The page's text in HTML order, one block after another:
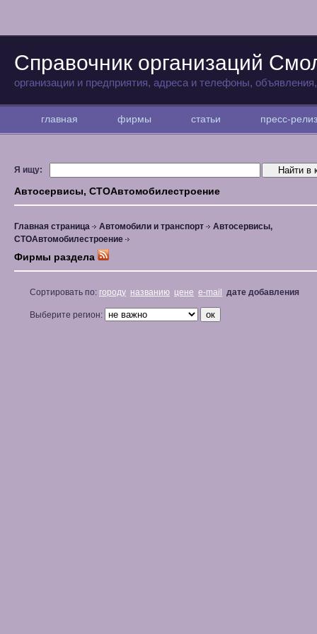
Справочник организаций
организации и предприятия, адреса и телефоны,
главная фирмы статьи пресс-
Я ищу:
Автосервисы, СТОАвтомобилестроение
Главная страница Автомобили и транспорт
Автосервисы,
СТОАвтомобилестроение
Фирмы раздела
Сортировать по: городу названию цене e-mail дате добавления
Выберите регион: